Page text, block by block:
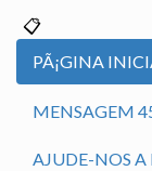
PÃ¡GINA
MENSAGEM
AJUDE-NOS A